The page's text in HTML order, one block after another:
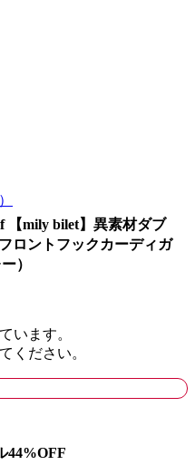
【mily bilet】異素材ダブ
ロントフックカーディガ
）
います。
ください。
44%OFF